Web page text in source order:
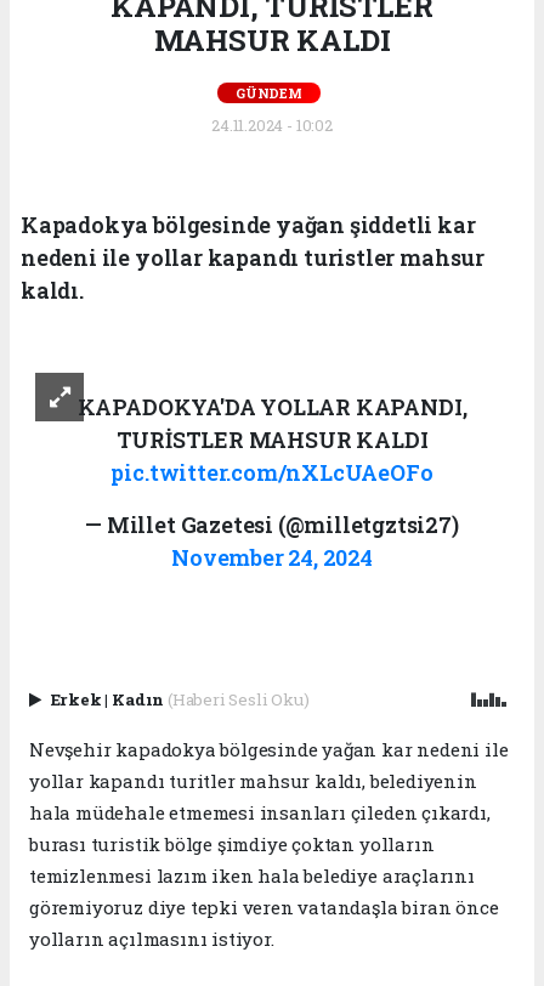
MAHSUR KALDI
GÜNDEM
24.11.2024 - 10:02
Kapadokya bölgesinde yağan şiddetli kar
nedeni ile yollar kapandı turistler mahsur
kaldı.
KAPADOKYA'DA YOLLAR KAPANDI,
TURİSTLER MAHSUR KALDI
pic.twitter.com/nXLcUAeOFo
— Millet Gazetesi (@milletgztsi27)
November 24, 2024
Erkek| Kadın (Haberi Sesli Oku)
Nevşehir kapadokya bölgesinde yağan kar nedeni ile
yollar kapandı turitler mahsur kaldı, belediyenin
hala müdehale etmemesi insanları çileden çıkardı,
burası turistik bölge şimdiye çoktan yolların
temizlenmesi lazım iken hala belediye araçlarını
göremiyoruz diye tepki veren vatandaşla biran önce
yolların açılmasını istiyor.